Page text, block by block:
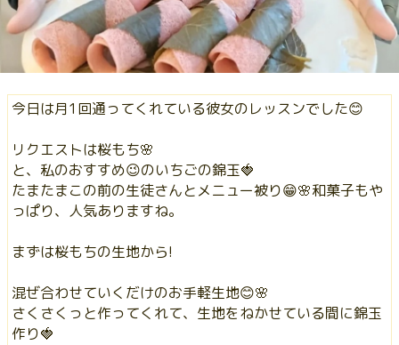
今日は月1回通ってくれている彼女のレッスンでした😊
リクエストは桜もち🌸
と、私のおすすめ😉のいちごの錦玉🍓
たまたまこの前の生徒さんとメニュー被り😁🌸和菓子もや
っぱり、人気ありますね。
まずは桜もちの生地から!
混ぜ合わせていくだけのお手軽生地😊🌸
さくさくっと作ってくれて、生地をねかせている間に錦玉
作り🍓